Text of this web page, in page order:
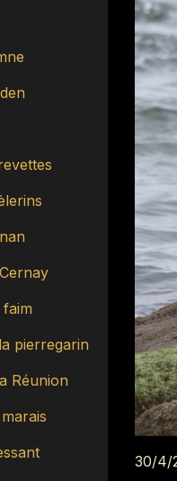
30/4/
pierregarin
Réunion